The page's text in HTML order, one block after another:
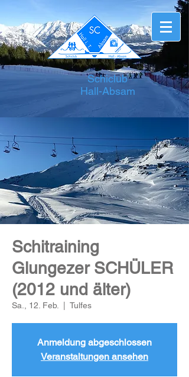
Schiclub
Hall-Absam
Schitraining
Glungezer SCHÜLER
(2012 und älter)
Sa., 12. Feb. Tulfes
Anmeldung abgeschlossen
Veranstaltungen ansehen